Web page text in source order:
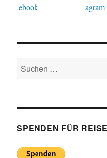
Suchen
nach:
SPENDEN FÜR